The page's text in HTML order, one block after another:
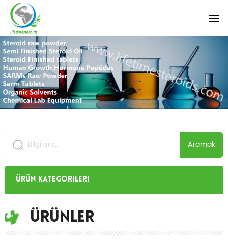
Aramak
Ürün Kategorileri
Ürünler